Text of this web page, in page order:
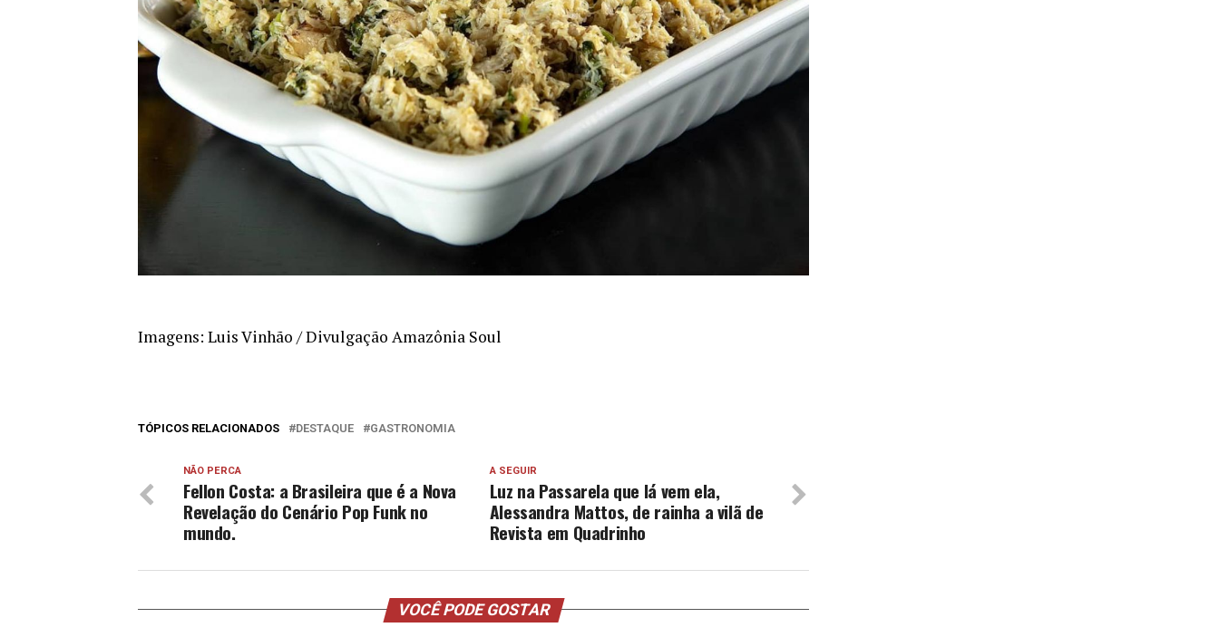
Imagens: Luis Vinhão / Divulgação Amazônia Soul
TÓPICOS RELACIONADOS DESTAQUE GASTRONOMIA
A SEGUIR
Luz na Passarela que lá vem ela,
Alessandra Mattos, de rainha a vilã de
Revista em Quadrinho
NÃO PERCA
Fellon Costa: a Brasileira que é a Nova
Revelação do Cenário Pop Funk no
mundo.
VOCÊ PODE GOSTAR